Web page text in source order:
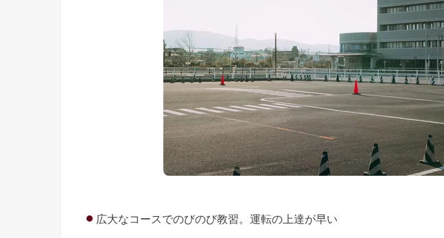
広大なコースでのびのび教習。運転の上達が早い